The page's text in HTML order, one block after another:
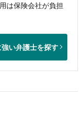
は保険会社が負担
い弁護士を探す